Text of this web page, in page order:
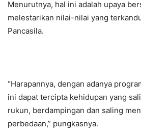
Menurutnya, hal ini adalah upaya
melestarikan nilai-nilai yang
Pancasila.
“Harapannya, dengan adanya
ini dapat tercipta kehidupan yang
rukun, berdampingan dan saling
perbedaan,” pungkasnya.